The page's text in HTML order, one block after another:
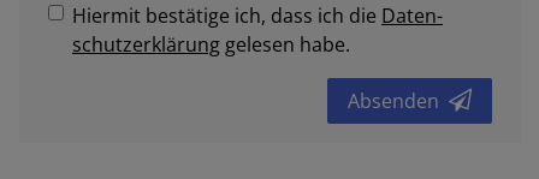
Hiermit bestätige ich, dass ich die Daten­
schutz­erklärung gelesen habe.
Absenden